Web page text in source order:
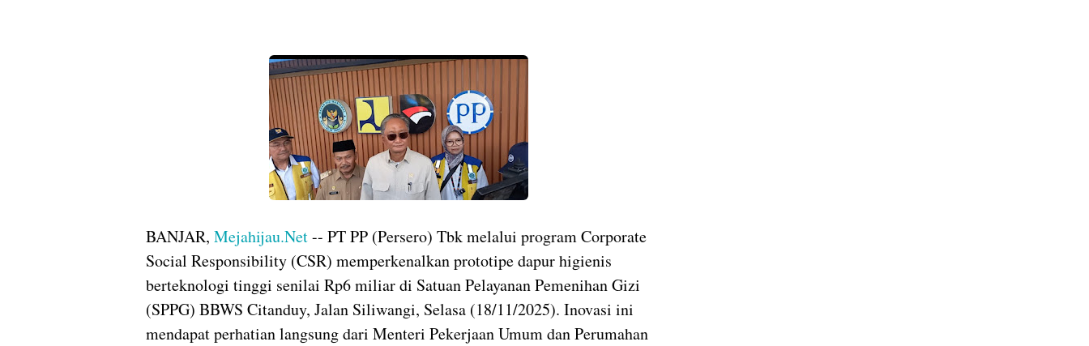
BANJAR, Mejahijau.Net-- PT PP (Persero) Tbk melalui program Corporate
Social Responsibility (CSR) memperkenalkan prototipe dapur higienis
berteknologi tinggi senilai Rp6 miliar di Satuan Pelayanan Pemenihan Gizi
(SPPG) BBWS Citanduy, Jalan Siliwangi, Selasa (18/11/2025). Inovasi ini
mendapat perhatian langsung dari Menteri Pekerjaan Umum dan Perumahan